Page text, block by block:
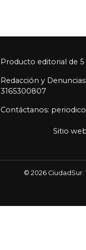
Producto editorial de 5
Redacción y
3165300807
Contáctanos:
Sitio
© 2026